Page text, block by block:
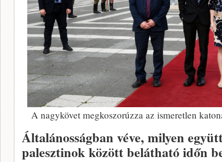
A nagykövet megkoszorúzza az ismeretlen
Általánosságban véve, milyen
palesztinok között belátható időn